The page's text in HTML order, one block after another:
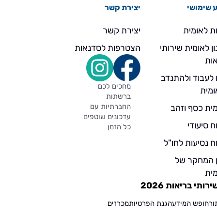
שימושי
לאומית
לאומית שירותי
לעבוד ולהתנדב
כסף וזהב
סיעודי
נסיעות לחו"ל
המחקר של
יצירת קשר
יצירת קשר
הצטרפות לסדנאות
מחכים לכם
ברשתות
החברתיות עם
עדכונים שוטפים
כל הזמן
בריאות 2026
חופש המידעהגנת הפרטיותמכרזים